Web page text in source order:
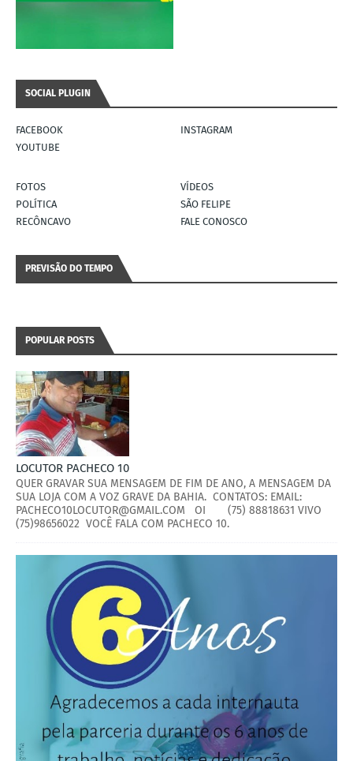
SOCIAL PLUGIN
FACEBOOK
INSTAGRAM
YOUTUBE
FOTOS
VÍDEOS
POLÍTICA
SÃO FELIPE
RECÔNCAVO
FALE CONOSCO
PREVISÃO DO TEMPO
POPULAR POSTS
LOCUTOR PACHECO 10
QUER GRAVAR SUA MENSAGEM DE FIM DE ANO, A MENSAGEM DA
SUA LOJA COM A VOZ GRAVE DA BAHIA. CONTATOS: EMAIL:
PACHECO10LOCUTOR@GMAIL.COM OI (75) 88818631 VIVO
(75)98656022 VOCÊ FALA COM PACHECO 10.